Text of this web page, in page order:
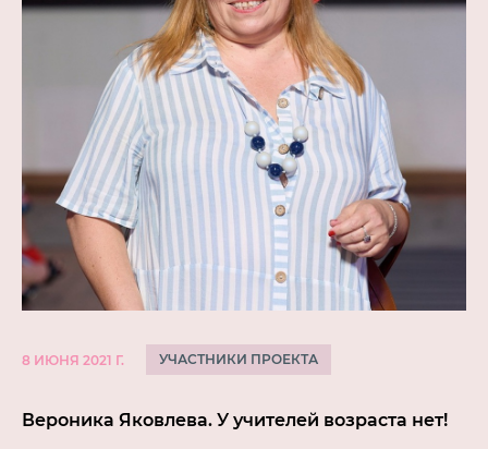
8 ИЮНЯ 2021 Г. УЧАСТНИКИ ПРОЕКТА
Вероника Яковлева. У учителей возраста нет!